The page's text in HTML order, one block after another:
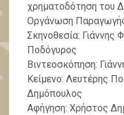
χρηματοδότηση του
Οργάνωση
Σκηνοθεσία: Γιάννης
Ποδόγυρος
Βιντεοσκόπηση:
Κείμενο: Λευτέρης
Δημόπουλος
Αφήγηση: Χρήστος